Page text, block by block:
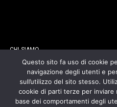
CHI SIAMO
CONTATTI
COOKIES POLICY
Questo sito fa uso di cookie
navigazione degli utenti e
sull’utilizzo del sito stesso.
cookie di parti terze per inviare
base dei comportamenti degli